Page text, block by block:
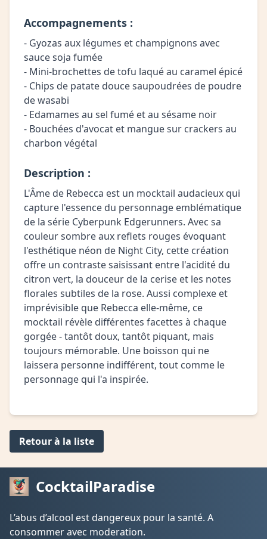
Accompagnements :
- Gyozas aux légumes et champignons avec
sauce soja fumée
- Mini-brochettes de tofu laqué au caramel épicé
- Chips de patate douce saupoudrées de poudre
de wasabi
- Edamames au sel fumé et au sésame noir
- Bouchées d'avocat et mangue sur crackers au
charbon végétal
Description :
L'Âme de Rebecca est un mocktail audacieux qui
capture l'essence du personnage emblématique
de la série Cyberpunk Edgerunners. Avec sa
couleur sombre aux reflets rouges évoquant
l'esthétique néon de Night City, cette création
offre un contraste saisissant entre l'acidité du
citron vert, la douceur de la cerise et les notes
florales subtiles de la rose. Aussi complexe et
imprévisible que Rebecca elle-même, ce
mocktail révèle différentes facettes à chaque
gorgée - tantôt doux, tantôt piquant, mais
toujours mémorable. Une boisson qui ne
laissera personne indifférent, tout comme le
personnage qui l'a inspirée.
Retour à la liste
CocktailParadise
L’abus d’alcool est dangereux pour la santé. A
consommer avec moderation.